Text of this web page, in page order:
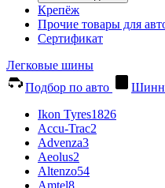
Крепёж
Прочие товары для
Сертификат
Легковые шины
Подбор по авто
Ikon Tyres1826
Accu-Trac2
Advenza3
Aeolus2
Altenzo54
Amtel8